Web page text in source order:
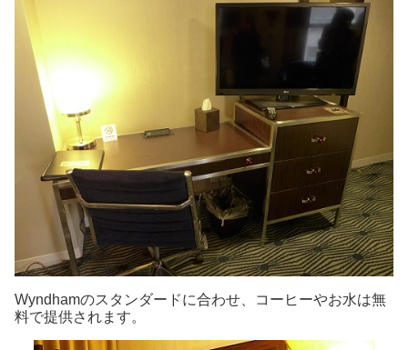
Wyndhamのスタンダードに合わせ、コーヒーやお水は無
料で提供されます。